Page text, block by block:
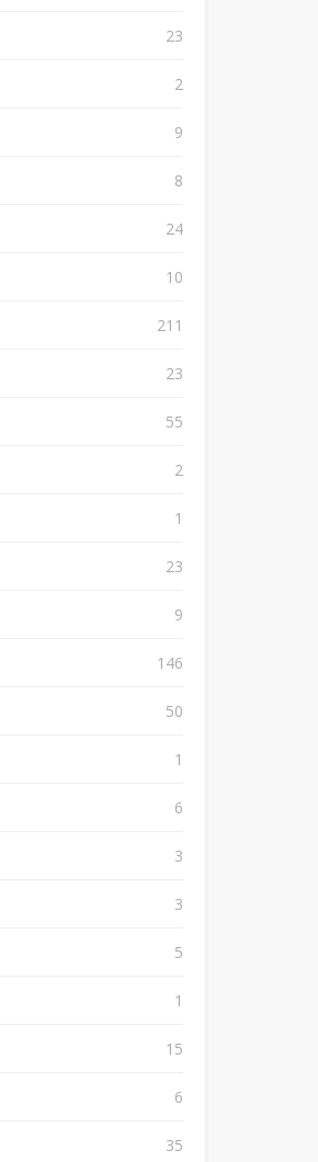
23
2
9
8
24
10
211
23
55
2
1
23
9
146
50
1
6
3
3
5
1
15
6
35